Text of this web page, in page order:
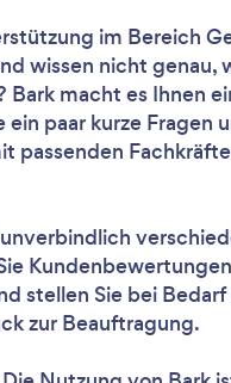
im Bereich
wissen nicht genau,
Bark macht es Ihnen
ein paar kurze Fragen
passenden
stellen Sie bei
zur Beauftragung.